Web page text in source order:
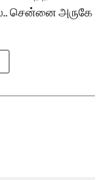
சென்னை அருகே